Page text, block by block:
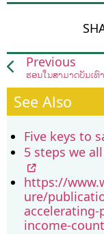
Previous
See Also
Five keys to
5 steps we
https://
ure/
income-